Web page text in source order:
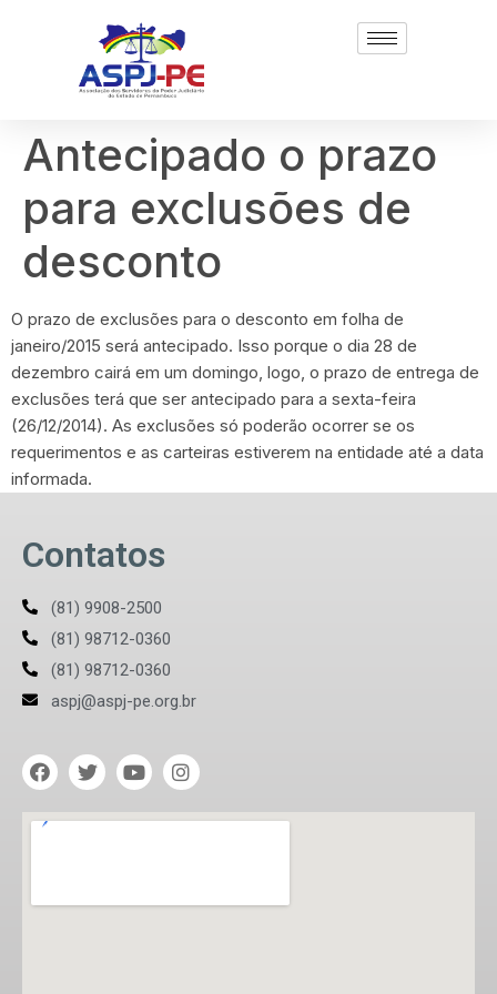
Antecipado o prazo
para exclusões de
desconto
O prazo de exclusões para o desconto em folha de
janeiro/2015 será antecipado. Isso porque o dia 28 de
dezembro cairá em um domingo, logo, o prazo de entrega de
exclusões terá que ser antecipado para a sexta-feira
(26/12/2014). As exclusões só poderão ocorrer se os
requerimentos e as carteiras estiverem na entidade até a data
informada.
Contatos
(81) 9908-2500
(81) 98712-0360
(81) 98712-0360
aspj@aspj-pe.org.br